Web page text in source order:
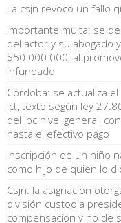
La csjn revocó un fallo
Importante multa: se
del actor y su abogado
$50.000.000, al
infundado
Córdoba: se actualiza
lct, texto según ley
del ipc nivel general,
hasta el efectivo pago
Inscripción de un niño
como hijo de quien lo
Csjn: la asignación
división custodia
compensación y no de